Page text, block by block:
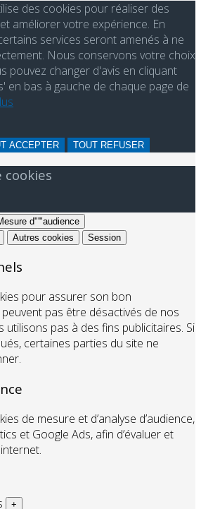
des cookies pour réaliser des
améliorer votre expérience. En
services seront amenés à ne
Nous conservons votre choix
pouvez changer d'avis en cliquant
en bas à gauche de chaque page de
ACCEPTER
TOUT REFUSER
cookies
d"'"audience
Autres cookies Session
pour assurer son bon
pas être désactivés de nos
utilisons pas à des fins publicitaires. Si
certaines parties du site ne
de mesure et d’analyse d’audience,
et Google Ads, afin d’évaluer et
+